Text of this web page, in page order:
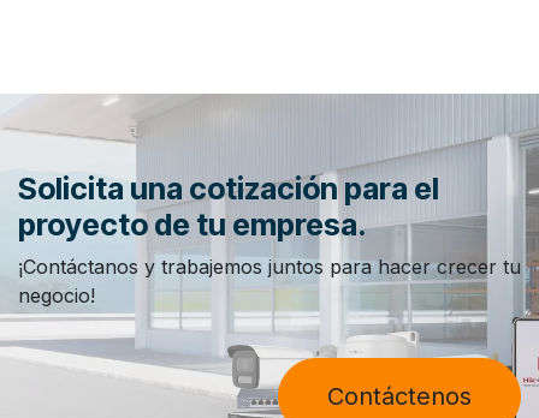
Solicita una cotización para el
proyecto de tu empresa.
¡Contáctanos y trabajemos juntos para hacer crecer tu
negocio!
Contáctenos